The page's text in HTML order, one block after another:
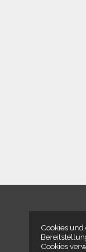
Cookies
Cookies